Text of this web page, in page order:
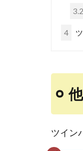
3.2
4
ツイン